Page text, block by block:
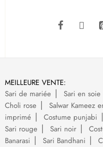
MEILLEURE VENTE:
Sari de mariée
Sari en soie
Choli rose
Salwar Kameez
imprimé
Costume punjabi
Sari rouge
Sari noir
Banarasi
Sari Bandhani